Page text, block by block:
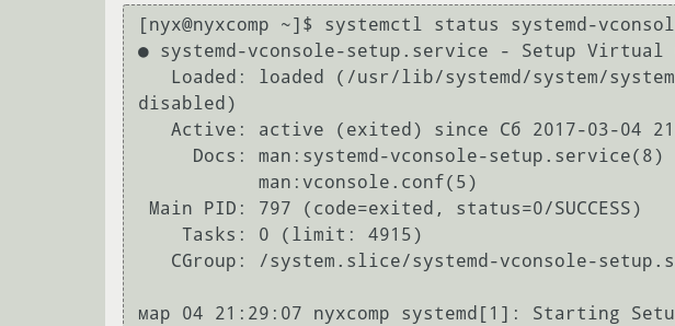
[nyx@nyxcomp ~]$ systemctl status systemd-
● systemd-vconsole-setup.service - Setup Virtual
disabled)
мар 04 21:29:07 nyxcomp systemd[1]: Starting